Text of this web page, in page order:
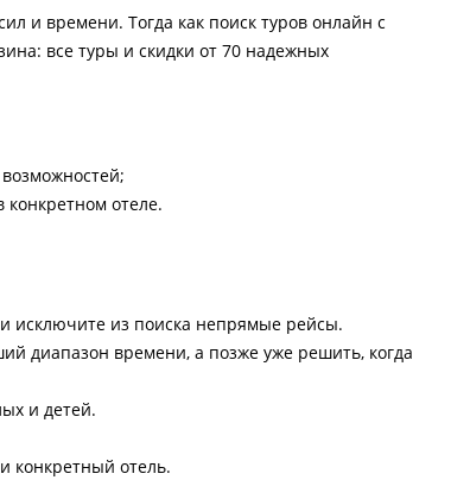
и времени. Тогда как поиск туров онлайн с
все туры и скидки от 70 надежных
отеле.
исключите из поиска непрямые рейсы.
диапазон времени, а позже уже решить, когда
и детей.
конкретный отель.